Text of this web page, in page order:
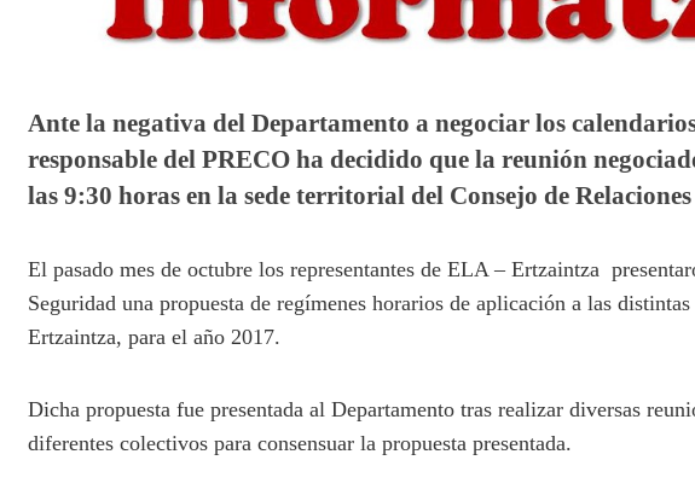
Ante la negativa del Departamento a negociar los
responsable del PRECO ha decidido que la reunión
las 9:30 horas en la sede territorial del Consejo de
El pasado mes de octubre los representantes de ELA – Ertzaintza
Seguridad una propuesta de regímenes horarios de aplicación a las
Ertzaintza, para el año 2017.
Dicha propuesta fue presentada al Departamento tras realizar diversas
diferentes colectivos para consensuar la propuesta presentada.